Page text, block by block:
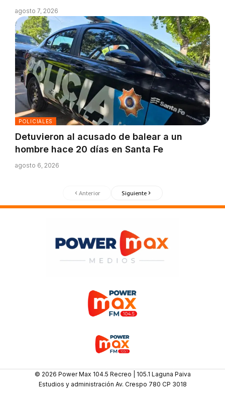
agosto 7, 2026
POLICIALES
Detuvieron al acusado de balear a un
hombre hace 20 días en Santa Fe
agosto 6, 2026
Anterior Siguiente
© 2026 Power Max 104.5 Recreo | 105.1 Laguna Paiva
Estudios y administración Av. Crespo 780 CP 3018